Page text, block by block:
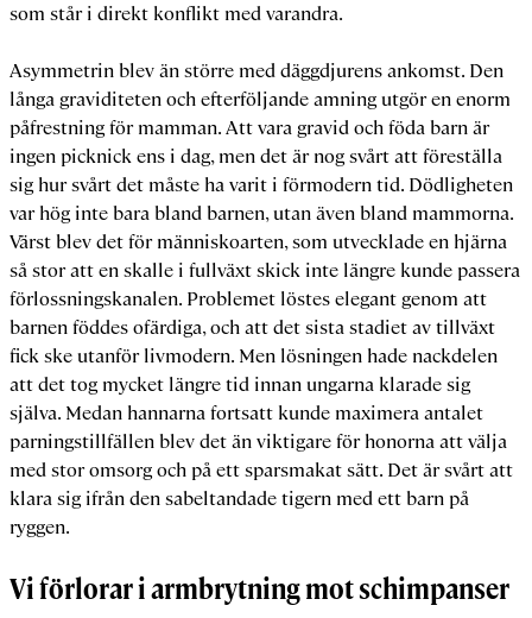
som står i direkt konflikt med varandra.
Asymmetrin blev än större med däggdjurens ankomst. Den
långa graviditeten och efterföljande amning utgör en enorm
påfrestning för mamman. Att vara gravid och föda barn är
ingen picknick ens i dag, men det är nog svårt att föreställa
sig hur svårt det måste ha varit i förmodern tid. Dödligheten
var hög inte bara bland barnen, utan även bland mammorna.
Värst blev det för människoarten, som utvecklade en hjärna
så stor att en skalle i fullväxt skick inte längre kunde passera
förlossningskanalen. Problemet löstes elegant genom att
barnen föddes ofärdiga, och att det sista stadiet av tillväxt
fick ske utanför livmodern. Men lösningen hade nackdelen
att det tog mycket längre tid innan ungarna klarade sig
själva. Medan hannarna fortsatt kunde maximera antalet
parningstillfällen blev det än viktigare för honorna att välja
med stor omsorg och på ett sparsmakat sätt. Det är svårt att
klara sig ifrån den sabeltandade tigern med ett barn på
ryggen.
Vi förlorar i armbrytning mot schimpanser